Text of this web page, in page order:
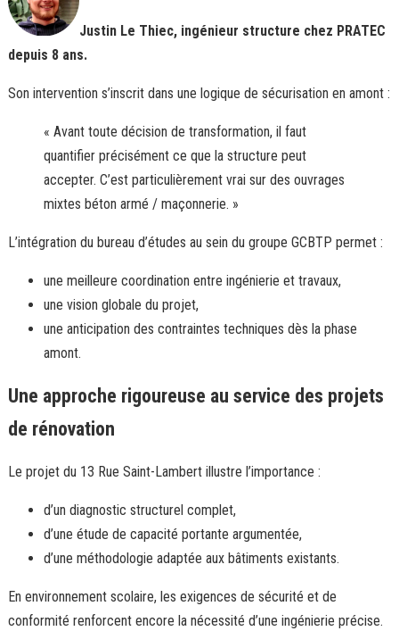
Justin Le Thiec, ingénieur structure chez PRATEC
depuis 8 ans.
Son intervention s’inscrit dans une logique de sécurisation en amont :
« Avant toute décision de transformation, il faut
quantifier précisément ce que la structure peut
accepter. C’est particulièrement vrai sur des ouvrages
mixtes béton armé / maçonnerie. »
L’intégration du bureau d’études au sein du groupe GCBTP permet :
une meilleure coordination entre ingénierie et travaux,
une vision globale du projet,
une anticipation des contraintes techniques dès la phase
amont.
Une approche rigoureuse au service des projets
de rénovation
Le projet du 13 Rue Saint-Lambert illustre l’importance :
d’un diagnostic structurel complet,
d’une étude de capacité portante argumentée,
d’une méthodologie adaptée aux bâtiments existants.
En environnement scolaire, les exigences de sécurité et de
conformité renforcent encore la nécessité d’une ingénierie précise.